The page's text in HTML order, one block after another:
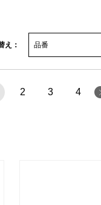
え：
2 3 4